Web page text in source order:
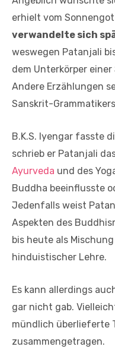
erhielt vom
verwandelte sich
weswegen Patanjali
dem Unterkörper
Andere Erzählungen
Sanskrit-
B.K.S. Iyengar fasste
schrieb er Patanjali
Ayurveda und des
Buddha beeinflusste
Jedenfalls weist
Aspekten des
bis heute als
hinduistischer Lehre.
Es kann allerdings
gar nicht gab.
mündlich überlieferte
zusammengetragen.